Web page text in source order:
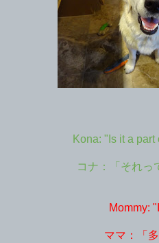
Kona: "Is it a
コナ：「それっ
Mommy:
ママ：「多